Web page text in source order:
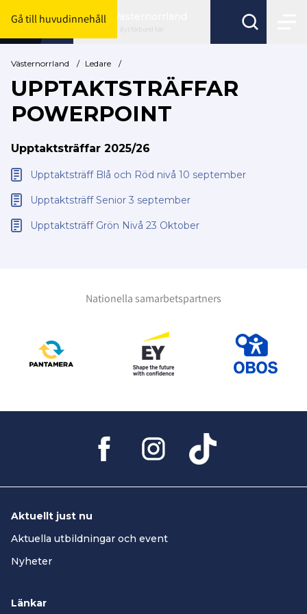
Gå till huvudinnehåll
Byt förbund här
Västernorrland / Ledare /
UPPTAKTSTRÄFFAR
POWERPOINT
Upptaktsträffar 2025/26
Upptaktsträff Blå och Röd nivå 10 september
Upptaktsträff Senior 3 september
Upptaktsträff Grön Nivå 23 Oktober
Nationella samarbetspartners
Aktuellt just nu
Aktuella utbildningar och event
Nyheter
Länkar